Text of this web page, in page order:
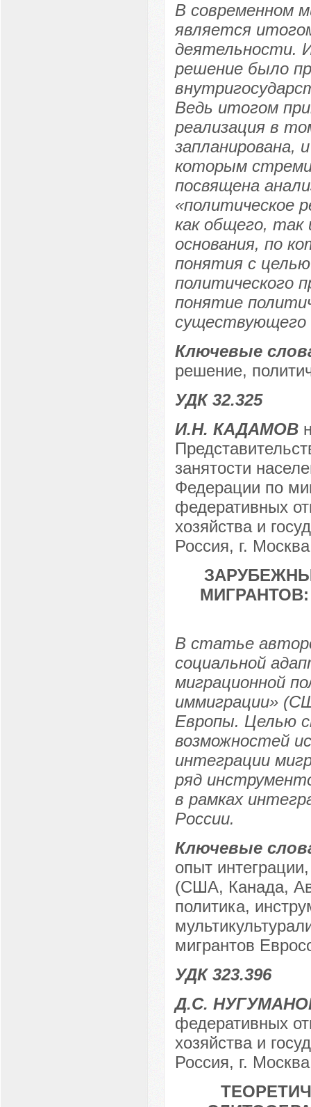
В современном
является
деятельности.
решение было
Ведь итогом
реализация в
запланирована,
которым
посвящена
«политическое
как общего,
основания, по
понятия с
политического
понятие
существующего
Ключевые
решение,
УДК 32.325
И.Н. КАДАМОВ
занятости
Федерации по
федеративных
хозяйства и
Россия, г. Москва
В статье
социальной
миграционной
иммиграции»
Европы. Целью
возможностей
интеграции
ряд
в рамках
России.
Ключевые
опыт
(США, Канада,
политика,
мигрантов
УДК 323.396
Д.С.
федеративных
хозяйства и
Россия, г. Москва